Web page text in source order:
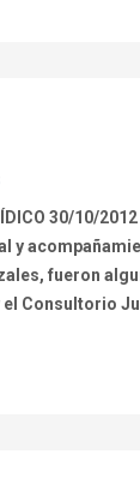
30/10/
y
fueron
el Consultorio